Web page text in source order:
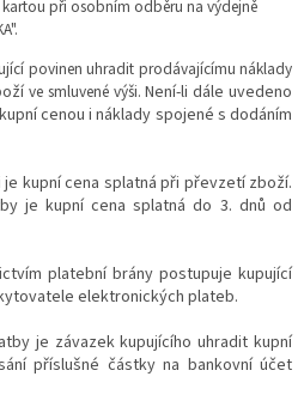
při osobním odběru na výdejně
povinen uhradit prodávajícímu náklady
ve smluvené výši.Není-li dále uvedeno
cenou i náklady spojené s dodáním
kupní cena splatná při převzetí zboží.
je kupní cena splatná do 3. dnů od
platební brány postupuje kupující
elektronických plateb.
je závazek kupujícího uhradit kupní
příslušné částky na bankovní účet